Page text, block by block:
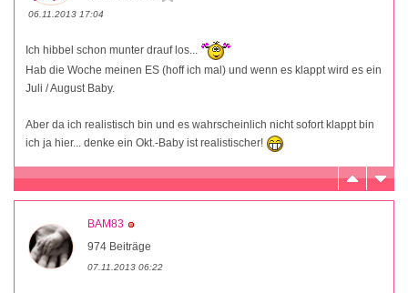
06.11.2013 17:04
Ich hibbel schon munter drauf los...
Hab die Woche meinen ES (hoff ich mal) und wenn es klappt wird es ein
Juli / August Baby.
Aber da ich realistisch bin und es wahrscheinlich nicht sofort klappt bin
ich ja hier... denke ein Okt.-Baby ist realistischer!
BAM83
974 Beiträge
07.11.2013 06:22